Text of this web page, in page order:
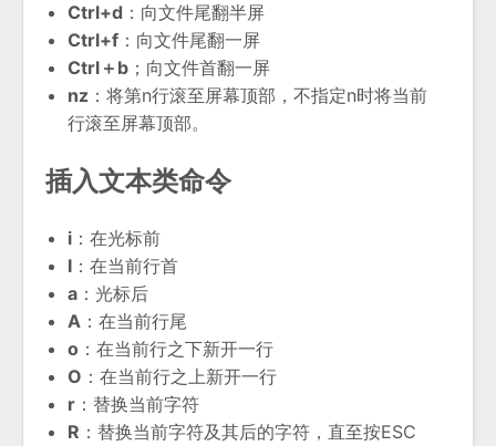
Ctrl+d ：向文件尾翻半屏
Ctrl+f ：向文件尾翻一屏
Ctrl＋b ；向文件首翻一屏
nz ：将第n行滚至屏幕顶部，不指定n时将当前
行滚至屏幕顶部。
插入文本类命令
i ：在光标前
I ：在当前行首
a ：光标后
A ：在当前行尾
o ：在当前行之下新开一行
O ：在当前行之上新开一行
r ：替换当前字符
R ：替换当前字符及其后的字符，直至按ESC